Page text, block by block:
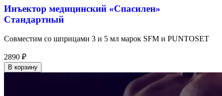
Инъектор медицинский «Спасилен»
Стандартный
Совместим со шприцами 3 и 5 мл марок SFM и PUNTOSET
2890 ₽
В корзину